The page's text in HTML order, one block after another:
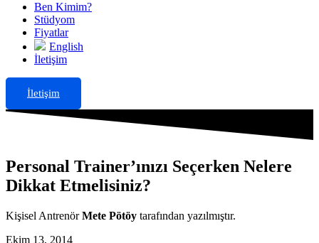
Ben Kimim?
Stüdyom
Fiyatlar
English
İletişim
İletişim
Personal Trainer’ınızı Seçerken Nelere
Dikkat Etmelisiniz?
Kişisel AntrenörMete Pötöy tarafından yazılmıştır.
Ekim 13, 2014